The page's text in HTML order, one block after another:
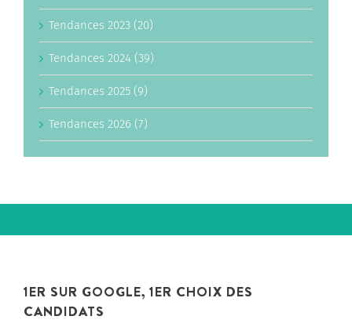
Tendances 2023 (20)
Tendances 2024 (39)
Tendances 2025 (9)
Tendances 2026 (7)
1ER SUR GOOGLE, 1ER CHOIX DES
CANDIDATS